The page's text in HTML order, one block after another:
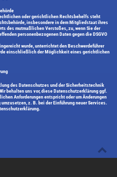
oder gerichtlichen Rechtsbehelfs steht
insbesondere in dem Mitgliedstaat ihres
des mutmaßlichen Verstoßes, zu, wenn Sie der
personenbezogenen Daten gegen die DSGVO
wurde, unterrichtet den Beschwerdeführer
einschließlich der Möglichkeit eines gerichtlichen
des Datenschutzes und der Sicherheitstechnik
behalten uns vor, diese Datenschutzerklärung ggf.
Anforderungen entspricht oder um Änderungen
z. B. bei der Einführung neuer Services.